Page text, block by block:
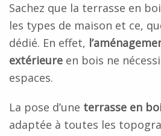
Sachez que la terrasse en
les types de maison et ce,
dédié. En effet,
extérieure en bois ne
espaces.
La pose d’une terrasse en
adaptée à toutes les